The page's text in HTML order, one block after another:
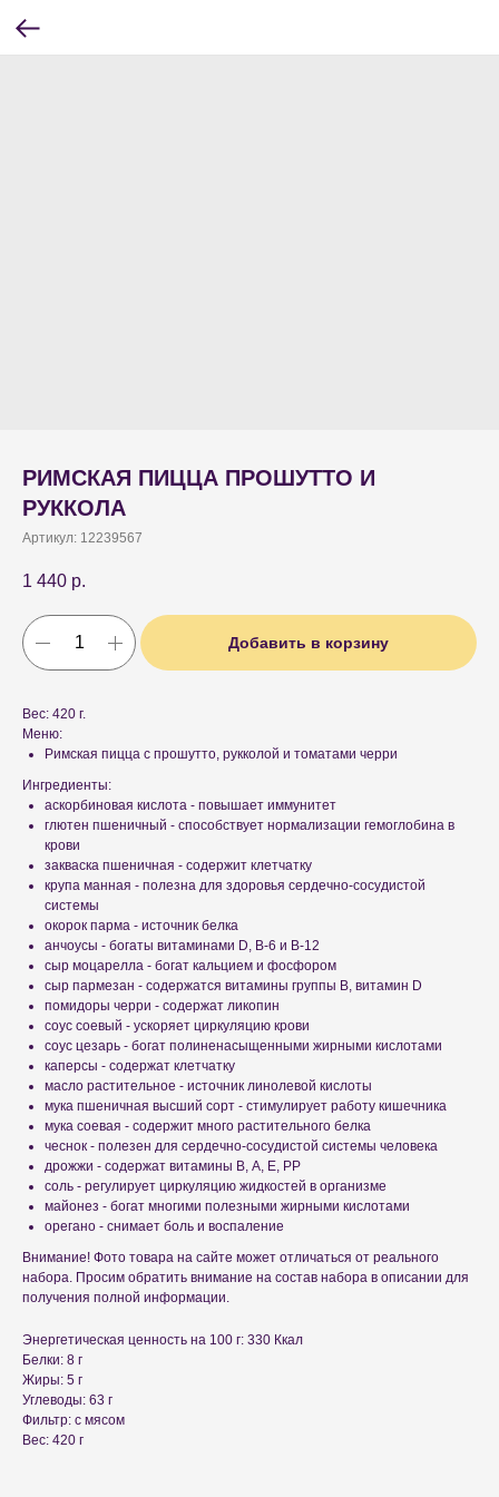
РИМСКАЯ ПИЦЦА ПРОШУТТО И
РУККОЛА
Артикул: 12239567
1 440 р.
Добавить в корзину
Вес: 420 г.
Меню:
Римская пицца с прошутто, рукколой и томатами черри
Ингредиенты:
аскорбиновая кислота - повышает иммунитет
глютен пшеничный - способствует нормализации гемоглобина в
крови
закваска пшеничная - содержит клетчатку
крупа манная - полезна для здоровья сердечно-сосудистой
системы
окорок парма - источник белка
анчоусы - богаты витаминами D, B-6 и B-12
сыр моцарелла - богат кальцием и фосфором
сыр пармезан - содержатся витамины группы B, витамин D
помидоры черри - содержат ликопин
соус соевый - ускоряет циркуляцию крови
соус цезарь - богат полиненасыщенными жирными кислотами
каперсы - содержат клетчатку
масло растительное - источник линолевой кислоты
мука пшеничная высший сорт - стимулирует работу кишечника
мука соевая - содержит много растительного белка
чеснок - полезен для сердечно-сосудистой системы человека
дрожжи - содержат витамины В, А, Е, РР
соль - регулирует циркуляцию жидкостей в организме
майонез - богат многими полезными жирными кислотами
орегано - снимает боль и воспаление
Внимание! Фото товара на сайте может отличаться от реального
набора. Просим обратить внимание на состав набора в описании для
получения полной информации.
Энергетическая ценность на 100 г: 330 Ккал
Белки: 8 г
Жиры: 5 г
Углеводы: 63 г
Фильтр: с мясом
Вес: 420 г